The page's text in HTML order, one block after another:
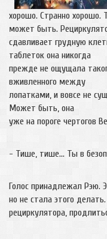
хорошо. Странно хорошо.
может быть.
сдавливает грудную
таблеток она никогда
прежде не ощущала
вживленного между
лопатками, и вовсе не
Может быть, она
уже на пороге чертогов
- Тише, тише… Ты в
Голос принадлежал Рэю.
но не стала этого
рециркулятора,